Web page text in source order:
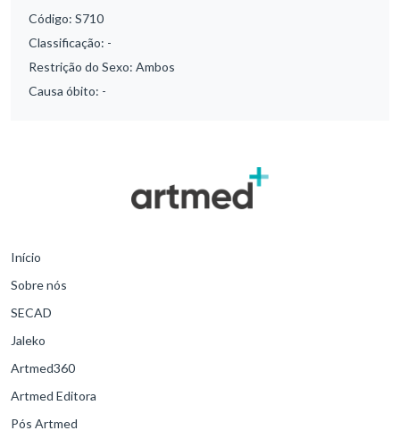
Código: S710
Classificação: -
Restrição do Sexo: Ambos
Causa óbito: -
Início
Sobre nós
SECAD
Jaleko
Artmed360
Artmed Editora
Pós Artmed